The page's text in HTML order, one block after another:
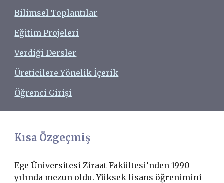
Bilimsel Toplantılar
Eğitim Projeleri
Verdiği Dersler
Üreticilere Yönelik İçerik
Öğrenci Girişi
Kısa Özgeçmiş
Ege Üniversitesi Ziraat Fakültesi’nden 1990
yılında mezun oldu. Yüksek lisans öğrenimini